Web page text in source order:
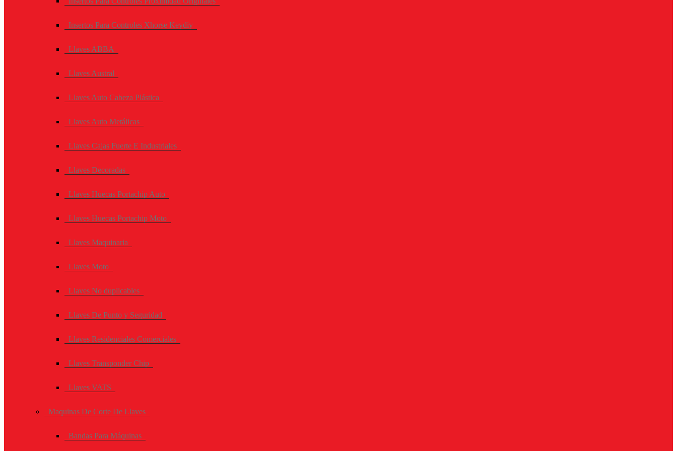
Insertos Para Controles Xhorse Keydiy
Llaves ABBA
Llaves Austral
Llaves Auto Cabeza Plástica
Llaves Auto Metálicas
Llaves Cajas Fuerte E Industriales
Llaves Decoradas
Llaves Huecas Portachip Auto
Llaves Huecas Portachip Moto
Llaves Maquinaria
Llaves Moto
Llaves No duplicables
Llaves De Punto y Seguridad
Llaves Residenciales Comerciales
Llaves Transponder Chip
Llaves VATS
Maquinas De Corte De Llaves
Bandas Para Máquinas